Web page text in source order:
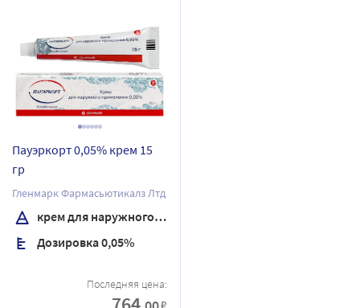
Пауэркорт 0,05% крем 15
гр
Гленмарк Фармасьютикалз Лтд
крем для наружного применения
Дозировка 0,05%
Последняя цена:
₽